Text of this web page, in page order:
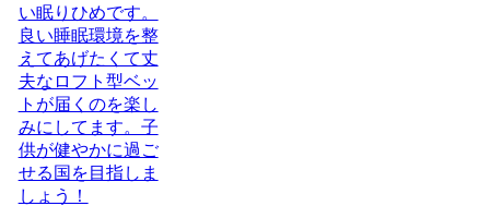
い眠りひめです。
良い睡眠環境を整
えてあげたくて丈
夫なロフト型ベッ
トが届くのを楽し
みにしてます。子
供が健やかに過ご
せる国を目指しま
しょう！